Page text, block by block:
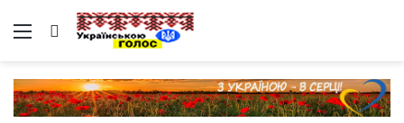
Меню Пошук